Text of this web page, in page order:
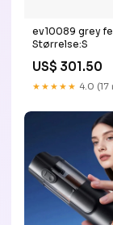
ev10089 grey
Størrelse:S
US$ 301.50
★★★★★ 4.0 (17